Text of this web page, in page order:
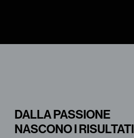
DALLA PASSIONE
NASCONO I RISULTATI